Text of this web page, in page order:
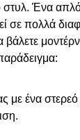
Ένα απλό
σε πολλά
με ένα